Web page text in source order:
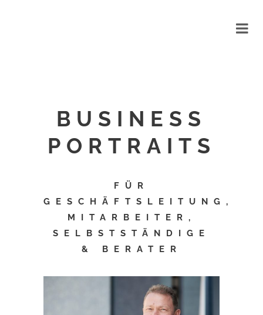
BUSINESS
PORTRAITS
FÜR
GESCHÄFTSLEITUNG,
MITARBEITER,
SELBSTSTÄNDIGE
& BERATER